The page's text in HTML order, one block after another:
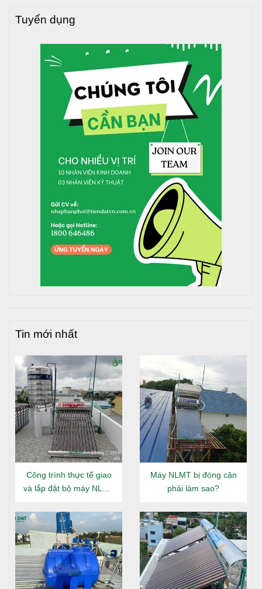
Tuyển dụng
Tin mới nhất
Công trình thực tế giao
và lắp đặt bộ máy NLMT
Đông Hưng Thuận
Máy NLMT bị đóng cặn
phải làm sao?